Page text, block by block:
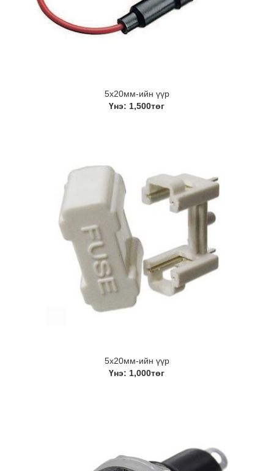
5х20мм-ийн үүр
Үнэ: 1,500төг
5х20мм-ийн үүр
Үнэ: 1,000төг